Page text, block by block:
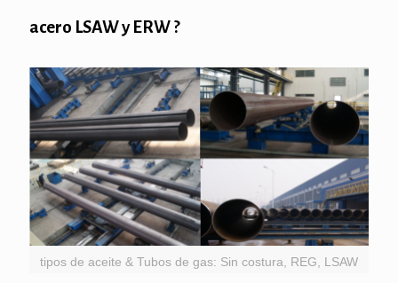
acero LSAW y ERW ?
tipos de aceite & Tubos de gas: Sin costura, REG, LSAW